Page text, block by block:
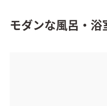
モダンな風呂・浴